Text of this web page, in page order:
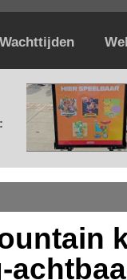
Wachttijden